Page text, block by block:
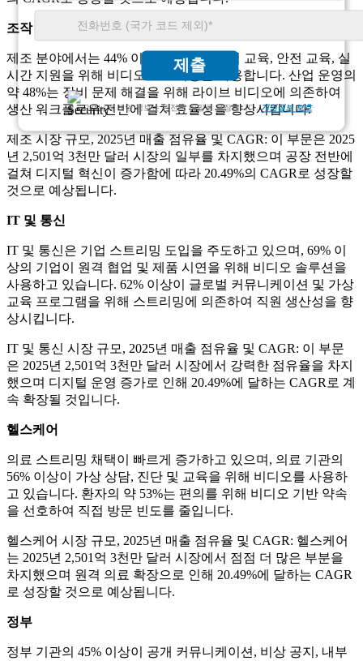
제출
고객님의 개인 정보는 완전히 비밀로 보장됩니다.개인정보 보호
조작
제조 분야에서는 44% 이상의 기업이 인력 교육, 안전 교육, 실
시간 지원을 위해 비디오 스트리밍을 사용합니다. 산업 운영의
약 48%는 장비 문제 해결을 위해 라이브 비디오에 의존하여
생산 워크플로우 전반에 걸쳐 효율성을 향상시킵니다.
제조 시장 규모, 2025년 매출 점유율 및 CAGR: 이 부문은 2025
년 2,501억 3천만 달러 시장의 일부를 차지했으며 공장 전반에
걸쳐 디지털 혁신이 증가함에 따라 20.49%의 CAGR로 성장할
것으로 예상됩니다.
IT 및 통신
IT 및 통신은 기업 스트리밍 도입을 주도하고 있으며, 69% 이
상의 기업이 원격 협업 및 제품 시연을 위해 비디오 솔루션을
사용하고 있습니다. 62% 이상이 글로벌 커뮤니케이션 및 가상
교육 프로그램을 위해 스트리밍에 의존하여 직원 생산성을 향
상시킵니다.
IT 및 통신 시장 규모, 2025년 매출 점유율 및 CAGR: 이 부문
은 2025년 2,501억 3천만 달러 시장에서 강력한 점유율을 차지
했으며 디지털 운영 증가로 인해 20.49%에 달하는 CAGR로 계
속 확장될 것입니다.
헬스케어
의료 스트리밍 채택이 빠르게 증가하고 있으며, 의료 기관의
56% 이상이 가상 상담, 진단 및 교육을 위해 비디오를 사용하
고 있습니다. 환자의 약 53%는 편의를 위해 비디오 기반 약속
을 선호하여 직접 방문 빈도를 줄입니다.
헬스케어 시장 규모, 2025년 매출 점유율 및 CAGR: 헬스케어
는 2025년 2,501억 3천만 달러 시장에서 점점 더 많은 부분을
차지했으며 원격 의료 확장으로 인해 20.49%에 달하는 CAGR
로 성장할 것으로 예상됩니다.
정부
정부 기관의 45% 이상이 공개 커뮤니케이션, 비상 공지, 내부